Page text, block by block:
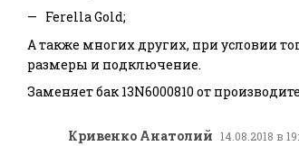
Ferella Gold;
А также многих других, при условии
размеры и подключение.
Заменяет бак 13N6000810 от
Кривенко Анатолий 14.08.2018 в